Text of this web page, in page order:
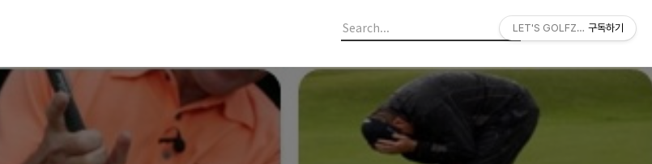
LET'S GOLFZON구독하기